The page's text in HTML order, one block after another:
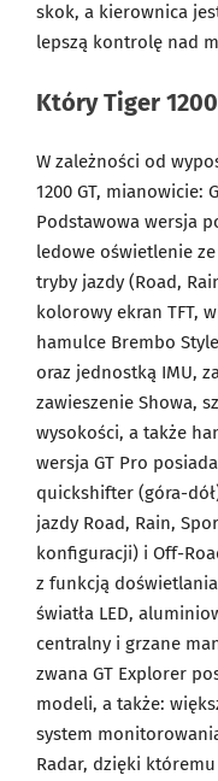
skok, a kierownica
lepszą kontrolę nad
Który Tiger
W zależności od
1200 GT, mianowicie:
Podstawowa wersja
ledowe oświetlenie
tryby jazdy (Road,
kolorowy ekran TFT,
hamulce Brembo
oraz jednostką IMU,
zawieszenie Showa,
wysokości, a także
wersja GT Pro
quickshifter (góra-
jazdy Road, Rain,
konfiguracji) i Off-
z funkcją
światła LED,
centralny i grzane
zwana GT Explorer
modeli, a także:
system
Radar, dzięki